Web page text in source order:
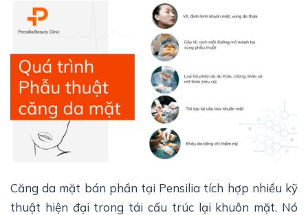
Căng da mặt bán phần tại Pensilia tích hợp nhiều kỹ
thuật hiện đại trong tái cấu trúc lại khuôn mặt. Nó